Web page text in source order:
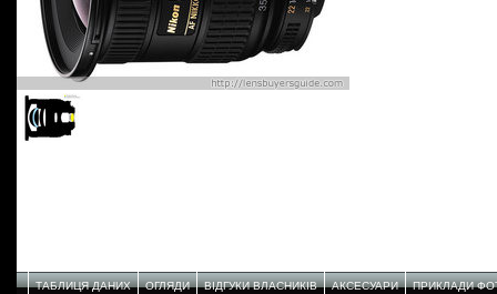
ТАБЛИЦЯ ДАНИХ ОГЛЯДИ ВІДГУКИ ВЛАСНИКІВ АКСЕСУАРИ ПРИКЛАДИ